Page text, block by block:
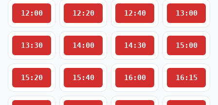
12:00 12:20 12:40 13:00
13:30 14:00 14:30 15:00
15:20 15:40 16:00 16:15